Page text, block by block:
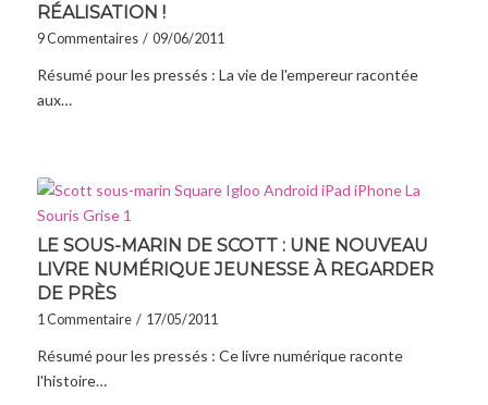
RÉALISATION !
9 Commentaires / 09/06/2011
Résumé pour les pressés : La vie de l'empereur racontée
aux…
LE SOUS-MARIN DE SCOTT : UNE NOUVEAU
LIVRE NUMÉRIQUE JEUNESSE À REGARDER
DE PRÈS
1 Commentaire / 17/05/2011
Résumé pour les pressés : Ce livre numérique raconte
l'histoire…